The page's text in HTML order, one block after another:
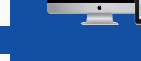
Magazine Podcasts